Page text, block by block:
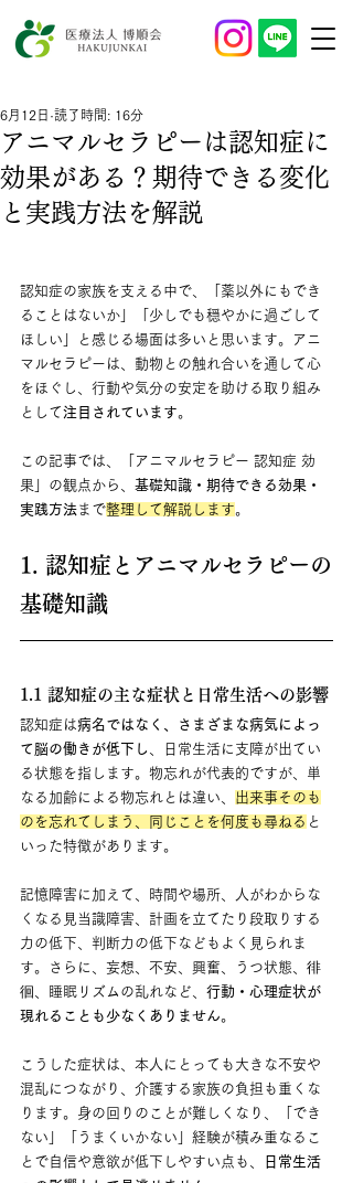
アニマルセラピーは認知症に
効果がある？期待できる変化
と実践方法を解説
6月12日 読了時間: 16分
認知症の家族を支える中で、「薬以外にもでき
ることはないか」「少しでも穏やかに過ごして
ほしい」と感じる場面は多いと思います。アニ
マルセラピーは、動物との触れ合いを通して心
をほぐし、行動や気分の安定を助ける取り組み
として注目されています。
この記事では、「アニマルセラピー 認知症 効
果」の観点から、 基礎知識・期待できる効果・
実践方法まで整理して解説します。
1. 認知症とアニマルセラピーの
基礎知識
1.1 認知症の主な症状と日常生活への影響
認知症は病名ではなく、さまざまな病気によっ
て脳の働きが低下し
、日常生活に支障が出てい
る状態を指します。物忘れが代表的ですが、単
なる加齢による物忘れとは違い、 出来事そのも
のを忘れてしまう、同じことを何度も尋ねる と
いった特徴があります。
記憶障害に加えて、時間や場所、人がわからな
くなる見当識障害、計画を立てたり段取りする
力の低下、判断力の低下などもよく見られま
す。さらに、妄想、不安、興奮、うつ状態、徘
徊、睡眠リズムの乱れなど、 行動・心理症状が
現れることも少なくありません。
こうした症状は、本人にとっても大きな不安や
混乱につながり、介護する家族の負担も重くな
ります。身の回りのことが難しくなり、「でき
ない」「うまくいかない」経験が積み重なるこ
とで自信や意欲が低下しやすい点も、
日常生活